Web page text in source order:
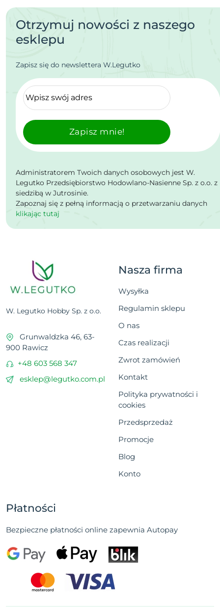
Otrzymuj nowości z naszego
esklepu
Zapisz się do newslettera W.Legutko
Zapisz mnie!
Administratorem Twoich danych osobowych jest W.
Legutko Przedsiębiorstwo Hodowlano-Nasienne Sp. z o.o. z
siedzibą w Jutrosinie.
Zapoznaj się z pełną informacją o przetwarzaniu danych
klikając tutaj
W. Legutko Hobby Sp. z o.o.
Grunwaldzka 46, 63-
900 Rawicz
+48 603 568 347
esklep@legutko.com.pl
Nasza firma
Wysyłka
Regulamin sklepu
O nas
Czas realizacji
Zwrot zamówień
Kontakt
Polityka prywatności i
cookies
Przedsprzedaż
Promocje
Blog
Konto
Płatności
Bezpieczne płatności online zapewnia Autopay